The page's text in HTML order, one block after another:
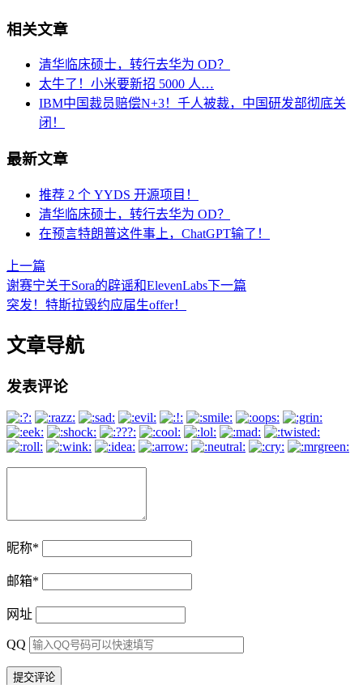
相关文章
清华临床硕士，转行去华为 OD？
太牛了！小米要新招 5000 人…
IBM中国裁员赔偿N+3！千人被裁，中国研发部彻底关
闭！
最新文章
推荐 2 个 YYDS 开源项目！
清华临床硕士，转行去华为 OD？
在预言特朗普这件事上，ChatGPT输了！
上一篇
谢赛宁关于Sora的辟谣和ElevenLabs下一篇
突发！特斯拉毁约应届生offer！
文章导航
发表评论
昵称*
邮箱*
网址
QQ